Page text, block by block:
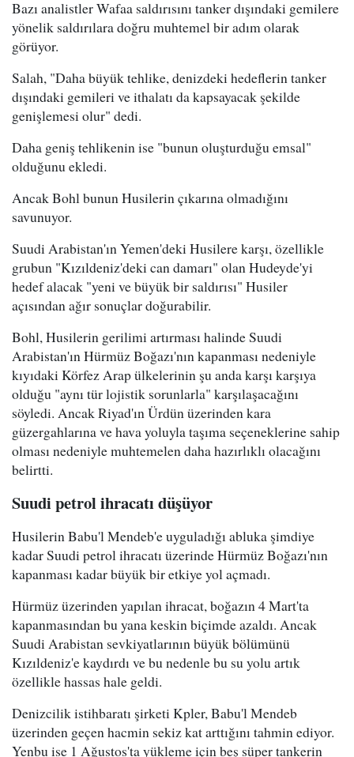
Bazı analistler Wafaa saldırısını tanker dışındaki gemilere
yönelik saldırılara doğru muhtemel bir adım olarak
görüyor.
Salah, "Daha büyük tehlike, denizdeki hedeflerin tanker
dışındaki gemileri ve ithalatı da kapsayacak şekilde
genişlemesi olur" dedi.
Daha geniş tehlikenin ise "bunun oluşturduğu emsal"
olduğunu ekledi.
Ancak Bohl bunun Husilerin çıkarına olmadığını
savunuyor.
Suudi Arabistan'ın Yemen'deki Husilere karşı, özellikle
grubun "Kızıldeniz'deki can damarı" olan Hudeyde'yi
hedef alacak "yeni ve büyük bir saldırısı" Husiler
açısından ağır sonuçlar doğurabilir.
Bohl, Husilerin gerilimi artırması halinde Suudi
Arabistan'ın Hürmüz Boğazı'nın kapanması nedeniyle
kıyıdaki Körfez Arap ülkelerinin şu anda karşı karşıya
olduğu "aynı tür lojistik sorunlarla" karşılaşacağını
söyledi. Ancak Riyad'ın Ürdün üzerinden kara
güzergahlarına ve hava yoluyla taşıma seçeneklerine sahip
olması nedeniyle muhtemelen daha hazırlıklı olacağını
belirtti.
Suudi petrol ihracatı düşüyor
Husilerin Babu'l Mendeb'e uyguladığı abluka şimdiye
kadar Suudi petrol ihracatı üzerinde Hürmüz Boğazı'nın
kapanması kadar büyük bir etkiye yol açmadı.
Hürmüz üzerinden yapılan ihracat, boğazın 4 Mart'ta
kapanmasından bu yana keskin biçimde azaldı. Ancak
Suudi Arabistan sevkiyatlarının büyük bölümünü
Kızıldeniz'e kaydırdı ve bu nedenle bu su yolu artık
özellikle hassas hale geldi.
Denizcilik istihbaratı şirketi Kpler, Babu'l Mendeb
üzerinden geçen hacmin sekiz kat arttığını tahmin ediyor.
Yenbu ise 1 Ağustos'ta yükleme için beş süper tankerin